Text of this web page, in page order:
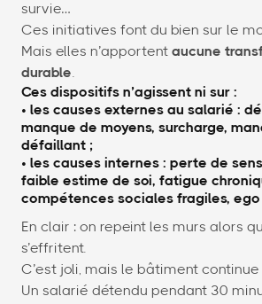
survie…
Ces initiatives font du bien sur le
Mais elles n’apportent aucune
durable.
Ces dispositifs n’agissent ni sur :
• les causes externes au salarié :
manque de moyens, surcharge,
défaillant ;
• les causes internes : perte de
faible estime de soi, fatigue
compétences sociales fragiles, ego
En clair : on repeint les murs alors
s’effritent.
C’est joli, mais le bâtiment continue
Un salarié détendu pendant 30